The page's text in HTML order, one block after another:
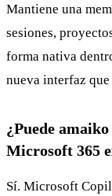
Mantiene una
sesiones,
forma nativa
nueva interfaz que
¿Puede
Microsoft 365
Sí. Microsoft